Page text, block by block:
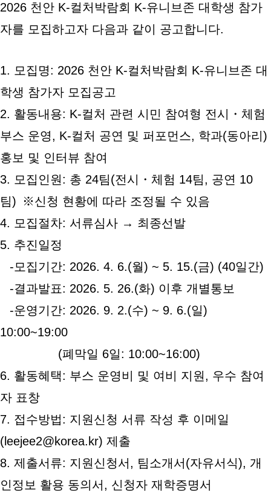
2026 천안 K-컬처박람회 K-유니브존 대학생 참가
자를 모집하고자 다음과 같이 공고합니다.
1. 모집명: 2026 천안 K-컬처박람회 K-유니브존 대
학생 참가자 모집공고
2. 활동내용: K-컬처 관련 시민 참여형 전시・체험
부스 운영, K-컬처 공연 및 퍼포먼스, 학과(동아리)
홍보 및 인터뷰 참여
3. 모집인원: 총 24팀(전시・체험 14팀, 공연 10
팀) ※신청 현황에 따라 조정될 수 있음
4. 모집절차: 서류심사 → 최종선발
5. 추진일정
-모집기간: 2026. 4. 6.(월) ~ 5. 15.(금) (40일간)
-결과발표: 2026. 5. 26.(화) 이후 개별통보
-운영기간: 2026. 9. 2.(수) ~ 9. 6.(일)
10:00~19:00
(폐막일 6일: 10:00~16:00)
6. 활동혜택: 부스 운영비 및 여비 지원, 우수 참여
자 표창
7. 접수방법: 지원신청 서류 작성 후 이메일
(leejee2@korea.kr) 제출
8. 제출서류: 지원신청서, 팀소개서(자유서식), 개
인정보 활용 동의서, 신청자 재학증명서